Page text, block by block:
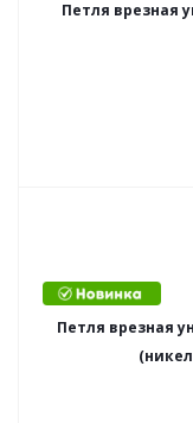
Петля врезная
Петля врезная